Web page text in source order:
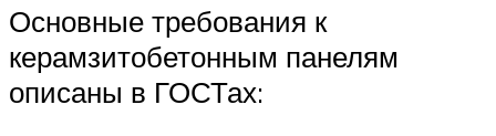
Основные требования к
керамзитобетонным панелям
описаны в ГОСТах: